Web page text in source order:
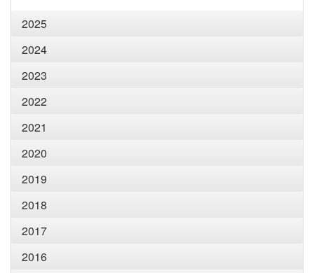
2025
2024
2023
2022
2021
2020
2019
2018
2017
2016